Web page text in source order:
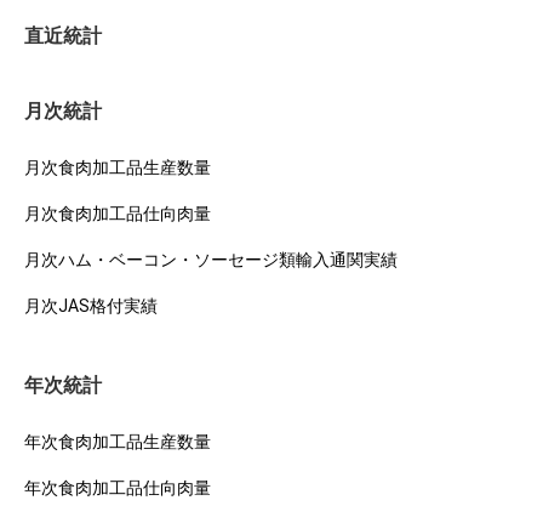
直近統計
月次統計
月次食肉加工品生産数量
月次食肉加工品仕向肉量
月次ハム・ベーコン・ソーセージ類輸入通関実績
月次JAS格付実績
年次統計
年次食肉加工品生産数量
年次食肉加工品仕向肉量